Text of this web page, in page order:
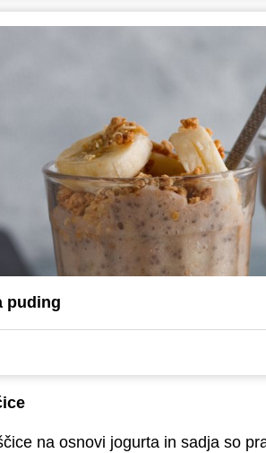
puding
na osnovi jogurta in sadja so